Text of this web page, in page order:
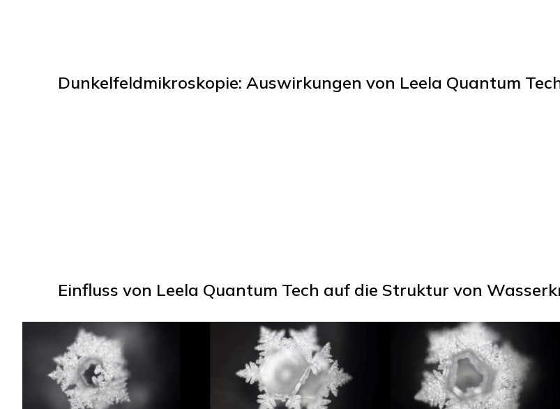
Dunkelfeldmikroskopie: Auswirkungen von Leela Quantum
Einfluss von Leela Quantum Tech auf die Struktur von